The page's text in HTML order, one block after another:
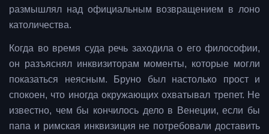
размышлял над официальным возвращением в лоно
католичества.
Когда во время суда речь заходила о его философии,
он разъяснял инквизиторам моменты, которые могли
показаться неясным. Бруно был настолько прост и
спокоен, что иногда окружающих охватывал трепет. Не
известно, чем бы кончилось дело в Венеции, если бы
папа и римская инквизиция не потребовали доставить